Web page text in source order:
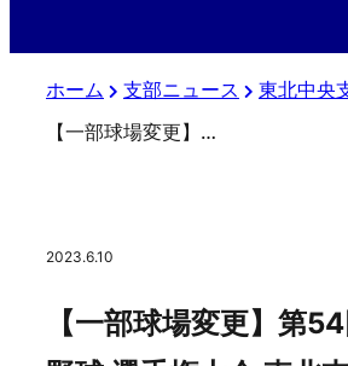
ホーム 支部ニュース
東北中央
【一部球場変更】第54回日本少年野球 選手権大会 東北支部予選 2回戦
2023.6.10
【一部球場変更】第